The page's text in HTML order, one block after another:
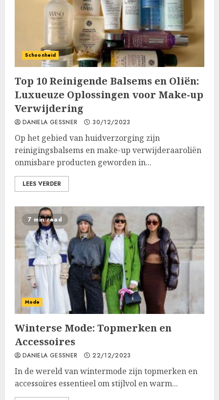
Schoonheid
Top 10 Reinigende Balsems en Oliën:
Luxueuze Oplossingen voor Make-up
Verwijdering
DANIELA GESSNER 30/12/2023
Op het gebied van huidverzorging zijn
reinigingsbalsems en make-up verwijderaaroliën
onmisbare producten geworden in...
LEES VERDER
7 min read
Mode
Winterse Mode: Topmerken en
Accessoires
DANIELA GESSNER 22/12/2023
In de wereld van wintermode zijn topmerken en
accessoires essentieel om stijlvol en warm...